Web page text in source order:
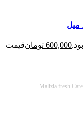
تومانقیمت
Malizia